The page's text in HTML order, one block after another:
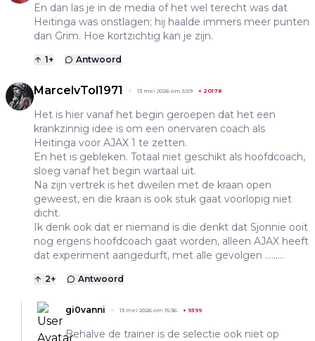
En dan las je in de media of het wel terecht was dat
Heitinga was onstlagen; hij haalde immers meer punten
dan Grim. Hoe kortzichtig kan je zijn.
1+ Antwoord
MarcelvTol1971 13 mei 2026 om 5:59 + 20178
Het is hier vanaf het begin geroepen dat het een
krankzinnig idee is om een onervaren coach als
Heitinga voor AJAX 1 te zetten.
En het is gebleken. Totaal niet geschikt als hoofdcoach,
sloeg vanaf het begin wartaal uit.
Na zijn vertrek is het dweilen met de kraan open
geweest, en die kraan is ook stuk gaat voorlopig niet
dicht.
Ik denk ook dat er niemand is die denkt dat Sjonnie ooit
nog ergens hoofdcoach gaat worden, alleen AJAX heeft
dat experiment aangedurft, met alle gevolgen .........
2+ Antwoord
gi0vanni 13 mei 2026 om 15:36 + 9399
Behalve de trainer is de selectie ook niet op